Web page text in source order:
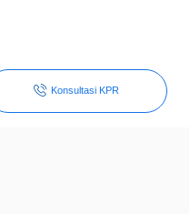
Konsultasi KPR